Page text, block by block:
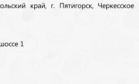
край, г. Пятигорск, Черкесское
1